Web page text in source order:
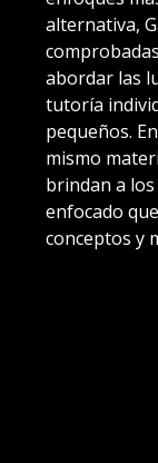
alternativa,
abordar las
tutoría
pequeños.
mismo
brindan a
enfocado
conceptos y